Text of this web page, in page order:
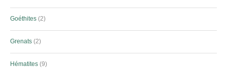
Goéthites 2
Grenats 2
Hématites 9